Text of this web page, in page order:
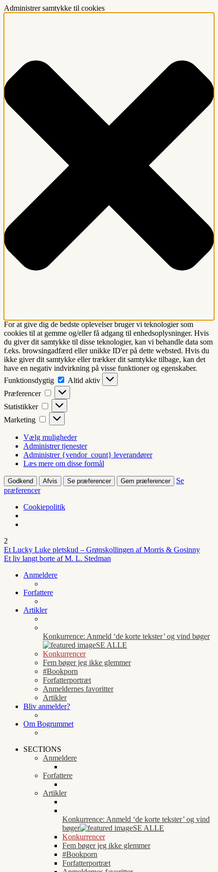
Administrer samtykke til cookies
For at give dig de bedste oplevelser bruger vi teknologier som
cookies til at gemme og/eller få adgang til enhedsoplysninger. Hvis
du giver dit samtykke til disse teknologier, kan vi behandle data som
f.eks. browsingadfærd eller unikke ID'er på dette websted. Hvis du
ikke giver dit samtykke eller trækker dit samtykke tilbage, kan det
have en negativ indvirkning på visse funktioner og egenskaber.
Funktionsdygtig
Funktionsdygtig
Altid aktiv
Præferencer
Præferencer
Statistikker Statistikker
Marketing Marketing
Vælg muligheder
Administrer tjenester
Administrer {vendor_count} leverandører
Læs mere om disse formål
Godkend Afvis Se præferencer Gem præferencer
Se
præferencer
Cookiepolitik
2
Et Lucky Luke pletskud – Grønskollingen af Morris & Gosinny
Et liv langt borte af M. L. Stedman
Anmeldere
Forfattere
Artikler
Konkurrence: Anmeld ‘de korte tekster’ og vind bøger
SE ALLE
Konkurrencer
Fem bøger jeg ikke glemmer
#Bookporn
Forfatterportræt
Anmeldernes favoritter
Artikler
Bliv anmelder?
Om Bogrummet
SECTIONS
Anmeldere
Forfattere
Artikler
Konkurrence: Anmeld ‘de korte tekster’ og vind
bøger
SE ALLE
Konkurrencer
Fem bøger jeg ikke glemmer
#Bookporn
Forfatterportræt